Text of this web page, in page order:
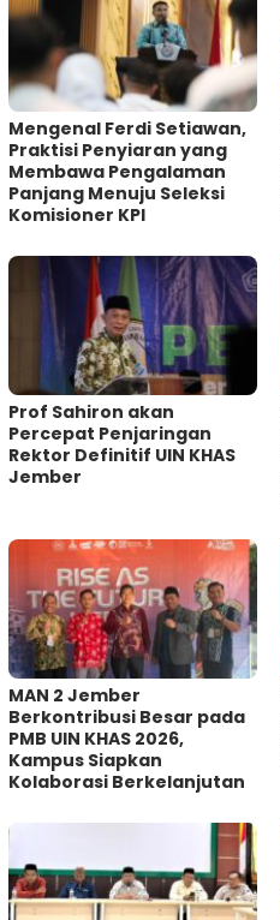
Mengenal Ferdi Setiawan,
Praktisi Penyiaran yang
Membawa Pengalaman
Panjang Menuju Seleksi
Komisioner KPI
Prof Sahiron akan
Percepat Penjaringan
Rektor Definitif UIN KHAS
Jember
MAN 2 Jember
Berkontribusi Besar pada
PMB UIN KHAS 2026,
Kampus Siapkan
Kolaborasi Berkelanjutan